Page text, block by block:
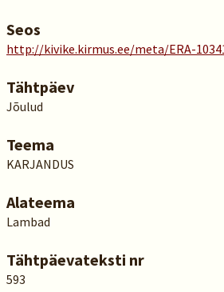
Seos
http://kivike.kirmus.ee/meta/ERA-
Tähtpäev
Jõulud
Teema
KARJANDUS
Alateema
Lambad
Tähtpäevateksti nr
593